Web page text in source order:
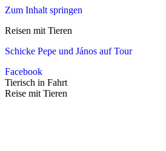
Zum Inhalt springen
Reisen mit Tieren
Schicke Pepe und János auf Tour
Facebook
Tierisch in Fahrt
Reise mit Tieren